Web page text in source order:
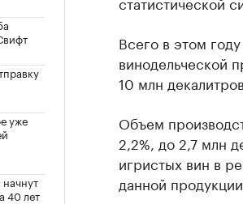
уже
40 лет
Всего в этом
винодельческой
10 млн декалитров.
Объем
2,2%, до 2,7 млн
игристых вин в
данной